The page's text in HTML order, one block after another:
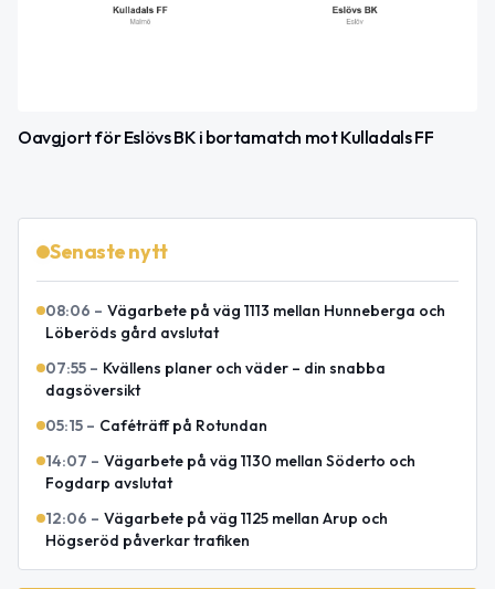
Oavgjort för Eslövs BK i bortamatch mot Kulladals FF
Senaste nytt
08:06 – Vägarbete på väg 1113 mellan Hunneberga och
Löberöds gård avslutat
07:55 – Kvällens planer och väder – din snabba
dagsöversikt
05:15 – Caféträff på Rotundan
14:07 – Vägarbete på väg 1130 mellan Söderto och
Fogdarp avslutat
12:06 – Vägarbete på väg 1125 mellan Arup och
Högseröd påverkar trafiken